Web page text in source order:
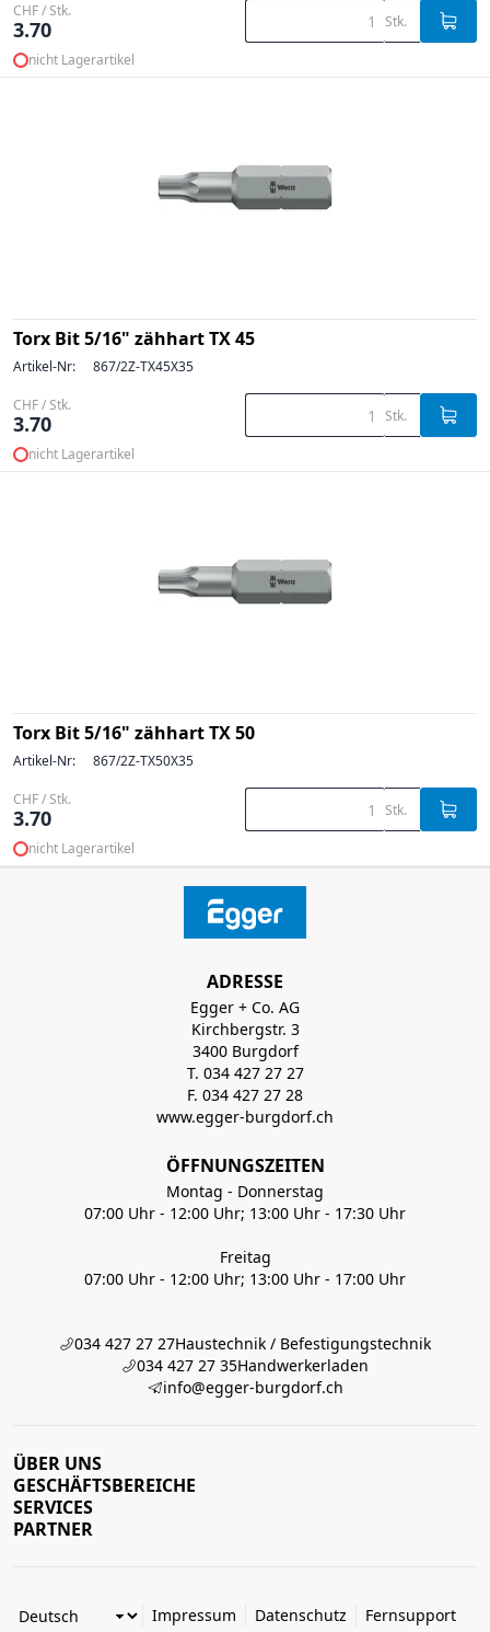
CHF / Stk.
3.70 Stk.
nicht Lagerartikel
Torx Bit 5/16" zähhart TX 45
Artikel-Nr: 867/2Z-TX45X35
CHF / Stk.
3.70 Stk.
nicht Lagerartikel
Torx Bit 5/16" zähhart TX 50
Artikel-Nr: 867/2Z-TX50X35
CHF / Stk.
3.70 Stk.
nicht Lagerartikel
ADRESSE
Egger + Co. AG
Kirchbergstr. 3
3400 Burgdorf
T. 034 427 27 27
F. 034 427 27 28
www.egger-burgdorf.ch
ÖFFNUNGSZEITEN
Montag - Donnerstag
07:00 Uhr - 12:00 Uhr; 13:00 Uhr - 17:30 Uhr
Freitag
07:00 Uhr - 12:00 Uhr; 13:00 Uhr - 17:00 Uhr
034 427 27 27Haustechnik / Befestigungstechnik
034 427 27 35Handwerkerladen
info@egger-burgdorf.ch
ÜBER UNS
GESCHÄFTSBEREICHE
SERVICES
PARTNER
Impressum Datenschutz Fernsupport